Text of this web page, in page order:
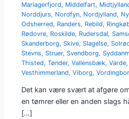
Mariagerfjord, Middelfart,
Norddjurs, Nordfyn, Nordjylland,
Odsherred, Randers, Rebild,
Rødovre, Roskilde, Rudersdal,
Skanderborg, Skive, Slagelse,
Stevns, Struer, Svendborg,
Thisted,Tønder,Vallensbæk,Varde
Vesthimmerland,Viborg,
Det kan være svært at afgøre
en tømrer eller en anden slags
[…]